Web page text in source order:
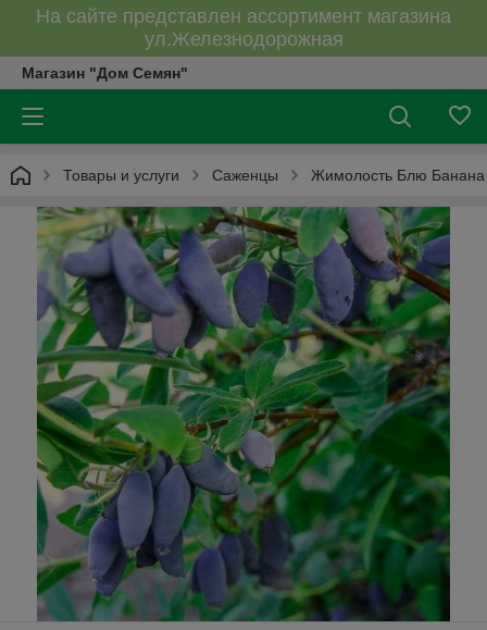
На сайте представлен ассортимент магазина
ул.Железнодорожная
Магазин "Дом Семян"
Товары и услуги Саженцы Жимолость Блю Банана